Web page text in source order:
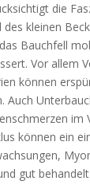
die
des kleinen
Bauchfell
Vor allem
können
Auch
im
können ein
gut